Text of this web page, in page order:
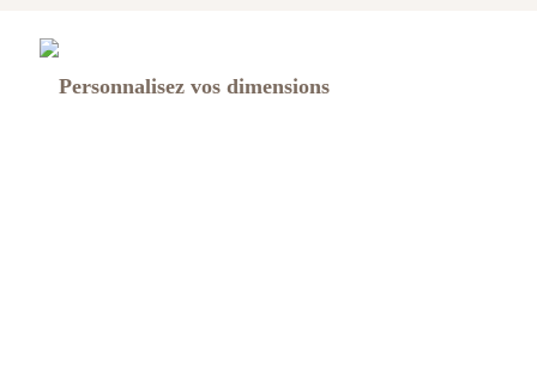
Personnalisez vos dimensions